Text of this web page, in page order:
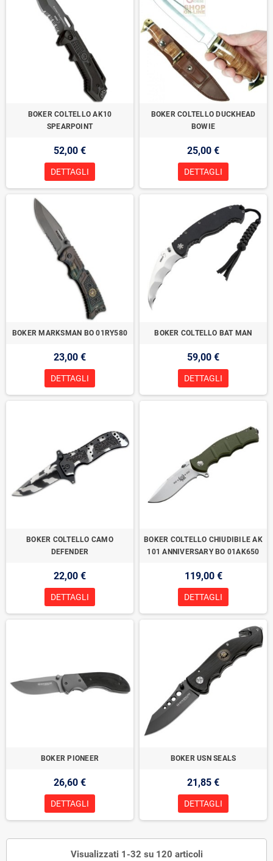
BOKER COLTELLO AK10
SPEARPOINT
52,00 €
DETTAGLI
BOKER COLTELLO DUCKHEAD
BOWIE
25,00 €
DETTAGLI
BOKER MARKSMAN BO 01RY580
23,00 €
DETTAGLI
BOKER COLTELLO BAT MAN
59,00 €
DETTAGLI
BOKER COLTELLO CAMO
DEFENDER
22,00 €
DETTAGLI
BOKER COLTELLO CHIUDIBILE AK
101 ANNIVERSARY BO 01AK650
119,00 €
DETTAGLI
BOKER PIONEER
26,60 €
DETTAGLI
BOKER USN SEALS
21,85 €
DETTAGLI
Visualizzati 1-32 su 120 articoli